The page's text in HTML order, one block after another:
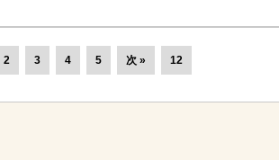
2 3 4 5 次 » 12